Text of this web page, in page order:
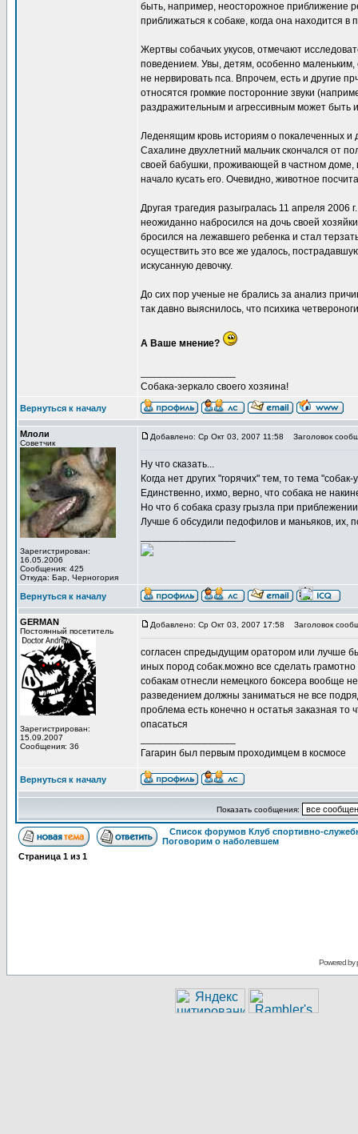
быть, например, неосторожное приближение
приближаться к собаке, когда она находится в
Жертвы собачьих укусов, отмечают
поведением. Увы, детям, особенно маленьким,
не нервировать пса. Впрочем, есть и другие
относятся громкие посторонние звуки
раздражительным и агрессивным может быть
Леденящим кровь историям о покалеченных и
Сахалине двухлетний мальчик скончался от
своей бабушки, проживающей в частном доме,
начало кусать его. Очевидно, животное
Другая трагедия разыгралась 11 апреля 2006
неожиданно набросился на дочь своей
бросился на лежавшего ребенка и стал
осуществить это все же удалось,
искусанную девочку.
До сих пор ученые не брались за анализ
так давно выяснилось, что психика
А Ваше мнение?
Собака-зеркало своего хозяина!
Вернуться к началу
Млоли
Советчик
Зарегистрирован:
16.05.2006
Сообщения: 425
Откуда: Бар, Черногория
Добавлено: Ср Окт 03, 2007 11:58 Заголовок
Ну что сказать...
Когда нет других "горячих" тем, то тема
Единственно, ихмо, верно, что собака не
Но что б собака сразу грызла при
Лучше б обсудили педофилов и маньяков, их,
Вернуться к началу
GERMAN
Постоянный посетитель
Зарегистрирован:
15.09.2007
Сообщения: 36
Добавлено: Ср Окт 03, 2007 17:58 Заголовок
согласен спредыдущим оратором или лучше
иных пород собак.можно все сделать
собакам отнесли немецкого боксера вообще не
разведением должны заниматься не все
проблема есть конечно н остатья заказная
опасаться
Гагарин был первым проходимцем в космосе
Вернуться к началу
Показать сообщения:
Список форумов Клуб спортивно-
Поговорим о наболевшем
Страница 1 из 1
Powered by